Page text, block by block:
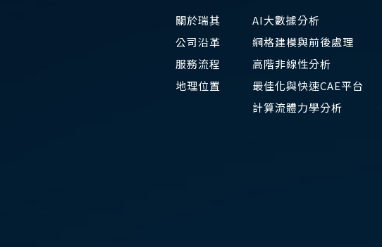
關於瑞其
公司沿革
服務流程
地理位置
AI大數據分析
網格建模與前後處理
高階非線性分析
最佳化與快速CAE平台
​計算流體力學分析